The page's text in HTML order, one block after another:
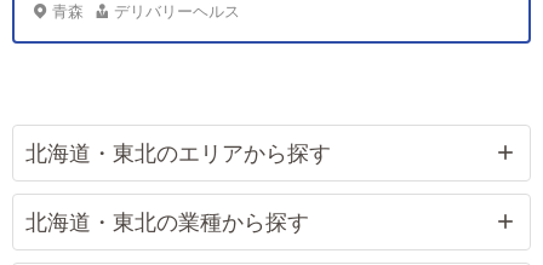
青森 デリバリーヘルス
北海道・東北のエリアから探す
北海道・東北の業種から探す